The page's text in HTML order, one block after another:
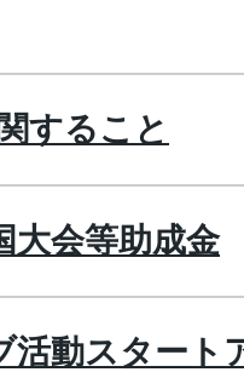
すること
大会等助成金
活動スタート